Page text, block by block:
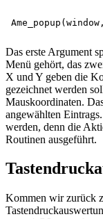
Das erste Argument
Menü gehört, das
X und Y geben die
gezeichnet werden
Mauskoordinaten.
angewählten
werden, denn die
Routinen ausgeführt.
Kommen wir zurück